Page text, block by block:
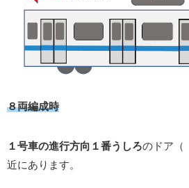
８両編成時
１号車の進行方向１番うしろのドア（
近にあります。